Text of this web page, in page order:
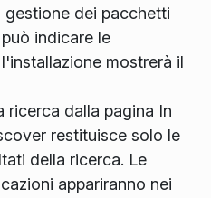
gestione dei pacchetti
indicare le
mostrerà il
ricerca dalla pagina In
restituisce solo le
della ricerca. Le
appariranno nei